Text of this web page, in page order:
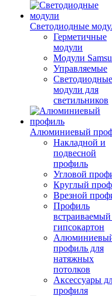
Светодиодные
Герметичные
модули
Модули
Управляемые
Светодиодные
модули для
светильников
Алюминиевый
Накладной и
подвесной
профиль
Угловой
Круглый
Врезной
Профиль
встраиваемый
гипсокартон
профиль для
натяжных
потолков
Аксессуары
профиля